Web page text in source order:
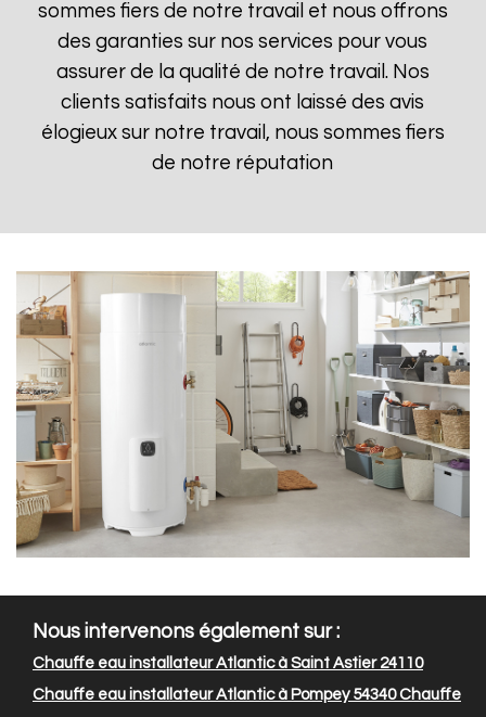
sommes fiers de notre travail et nous offrons
des garanties sur nos services pour vous
assurer de la qualité de notre travail. Nos
clients satisfaits nous ont laissé des avis
élogieux sur notre travail, nous sommes fiers
de notre réputation
Nous intervenons également sur :
Chauffe eau installateur Atlantic à Saint Astier 24110
Chauffe eau installateur Atlantic à Pompey 54340Chauffe